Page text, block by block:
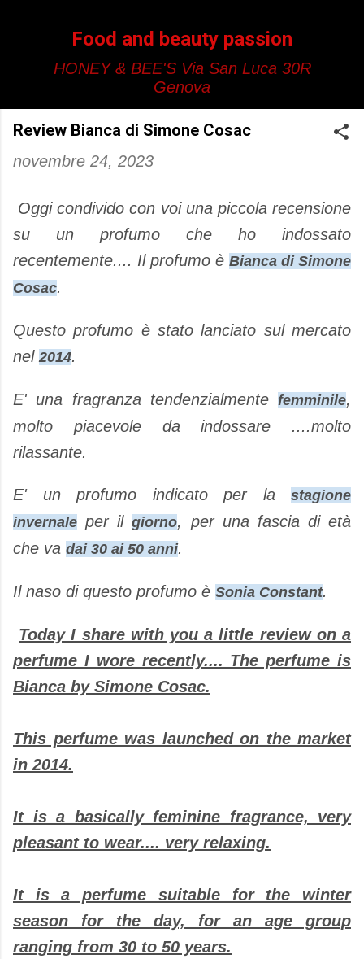
Food and beauty passion
HONEY & BEE'S Via San Luca 30R
Genova
Review Bianca di Simone Cosac
novembre 24, 2023
Oggi condivido con voi una piccola recensione
su un profumo che ho indossato
recentemente.... Il profumo è Bianca di Simone
Cosac.
Questo profumo è stato lanciato sul mercato
nel 2014.
E' una fragranza tendenzialmente femminile,
molto piacevole da indossare ....molto
rilassante.
E' un profumo indicato per la stagione
invernale per ilgiorno, per una fascia di età
che va dai 30 ai 50 anni.
Il naso di questo profumo è Sonia Constant.
Today I share with you a little review on a
perfume I wore recently.... The perfume is
Bianca by Simone Cosac.
This perfume was launched on the market
in 2014.
It is a basically feminine fragrance, very
pleasant to wear.... very relaxing.
It is a perfume suitable for the winter
season for the day, for an age group
ranging from 30 to 50 years.